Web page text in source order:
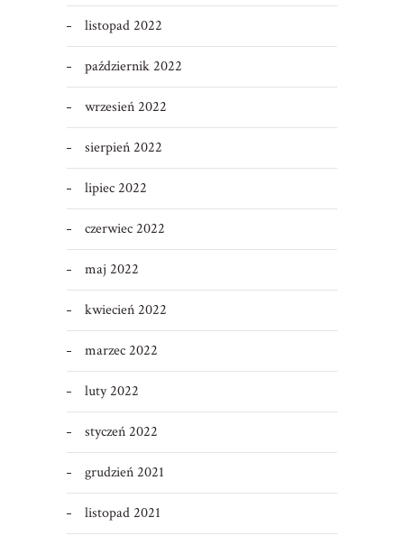
listopad 2022
październik 2022
wrzesień 2022
sierpień 2022
lipiec 2022
czerwiec 2022
maj 2022
kwiecień 2022
marzec 2022
luty 2022
styczeń 2022
grudzień 2021
listopad 2021